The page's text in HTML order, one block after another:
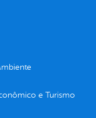
e Turismo